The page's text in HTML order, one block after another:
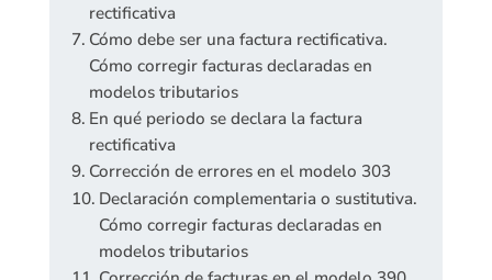
rectificativa
Cómo debe ser una factura rectificativa.
Cómo corregir facturas declaradas en
modelos tributarios
En qué periodo se declara la factura
rectificativa
Corrección de errores en el modelo 303
Declaración complementaria o sustitutiva.
Cómo corregir facturas declaradas en
modelos tributarios